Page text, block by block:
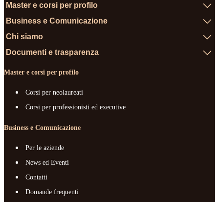
Master e corsi per profilo
Business e Comunicazione
Chi siamo
Documenti e trasparenza
Master e corsi per profilo
Corsi per neolaureati
Corsi per professionisti ed executive
Business e Comunicazione
Per le aziende
News ed Eventi
Contatti
Domande frequenti